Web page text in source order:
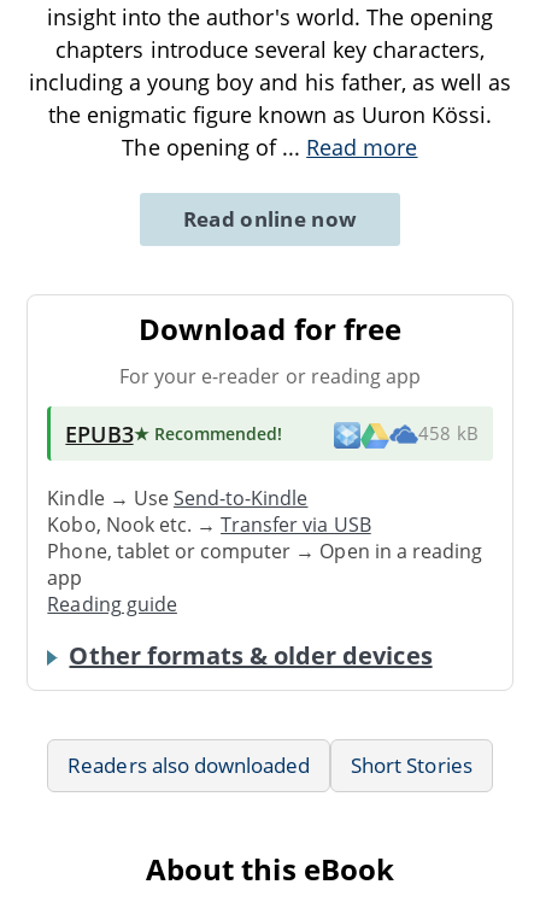
insight into the author's world. The opening
chapters introduce several key characters,
including a young boy and his father, as well as
the enigmatic figure known as Uuron Kössi.
The opening of ... Read more
Read online now
Download for free
For your e-reader or reading app
EPUB3★ Recommended! 458 kB
Kindle → UseSend-to-Kindle
Kobo, Nook etc. →Transfer via USB
Phone, tablet or computer → Open in a reading
app
Reading guide
Other formats & older devices
Readers also downloaded Short Stories
About this eBook